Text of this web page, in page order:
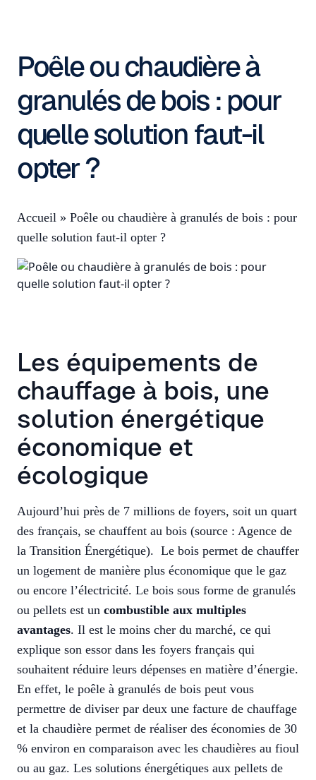
Poêle ou chaudière à
granulés de bois : pour
quelle solution faut-il
opter ?
Accueil » Poêle ou chaudière à granulés de bois : pour
quelle solution faut-il opter ?
Les équipements de
chauffage à bois, une
solution énergétique
économique et
écologique
Aujourd’hui près de 7 millions de foyers, soit un quart
des français, se chauffent au bois (source : Agence de
la Transition Énergétique). Le bois permet de chauffer
un logement de manière plus économique que le gaz
ou encore l’électricité. Le bois sous forme de granulés
ou pellets est un combustible aux multiples
avantages. Il est le moins cher du marché, ce qui
explique son essor dans les foyers français qui
souhaitent réduire leurs dépenses en matière d’énergie.
En effet, le poêle à granulés de bois peut vous
permettre de diviser par deux une facture de chauffage
et la chaudière permet de réaliser des économies de 30
% environ en comparaison avec les chaudières au fioul
ou au gaz. Les solutions énergétiques aux pellets de